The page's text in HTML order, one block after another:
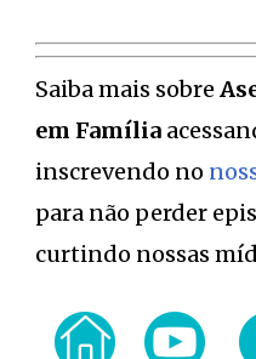
Saiba mais sobre
em Família
inscrevendo no
para não perder
curtindo nossas